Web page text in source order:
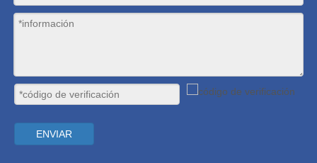
ENVIAR